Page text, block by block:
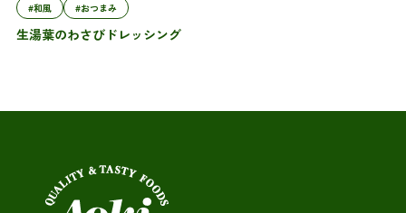
#和風 #おつまみ
生湯葉のわさびドレッシング